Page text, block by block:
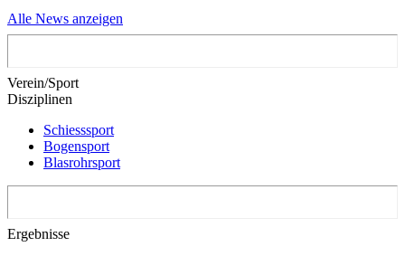
Alle News anzeigen
Verein/Sport
Disziplinen
Schiesssport
Bogensport
Blasrohrsport
Ergebnisse